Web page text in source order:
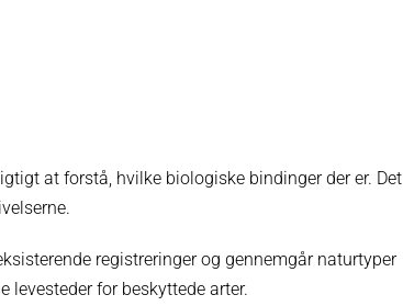
at forstå, hvilke biologiske bindinger der er. Det
registreringer og gennemgår naturtyper
levesteder for beskyttede arter.